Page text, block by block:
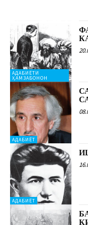
АДАБИЁТИ
ҲАМЗАБОНОН
АДАБИЁТ
АДАБИЁТ